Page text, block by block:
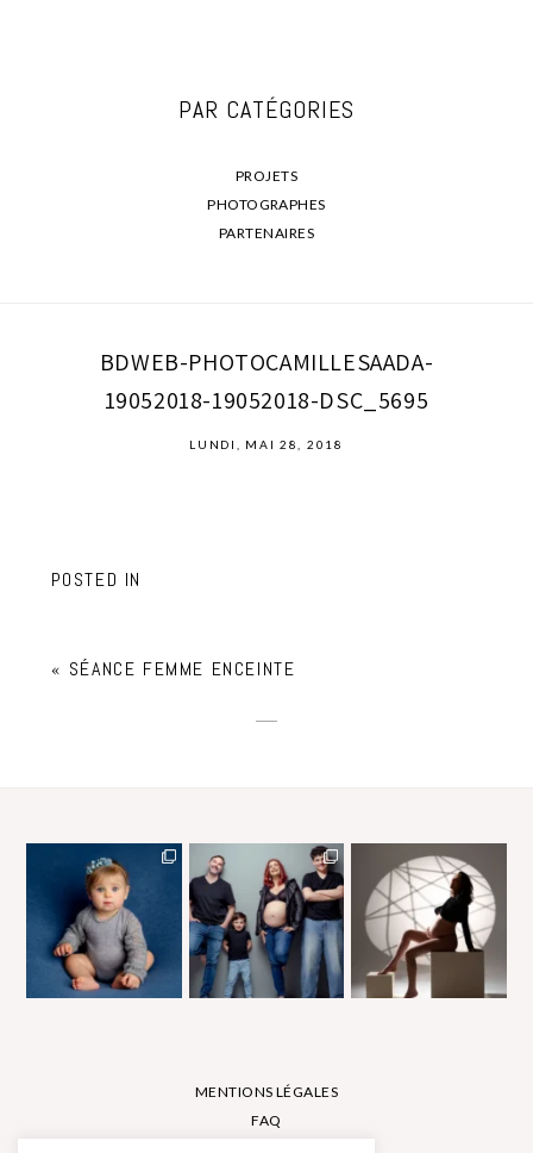
PAR CATÉGORIES
PROJETS
PHOTOGRAPHES
PARTENAIRES
BDWEB-PHOTOCAMILLESAADA-
19052018-19052018-DSC_5695
LUNDI, MAI 28, 2018
POSTED IN
« SÉANCE FEMME ENCEINTE
MENTIONS LÉGALES
FAQ